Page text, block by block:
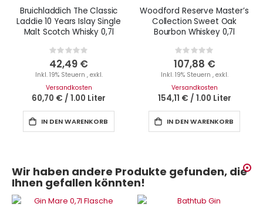
Bruichladdich The Classic
Laddie 10 Years Islay Single
Malt Scotch Whisky 0,7l
Rating:
0%
42,49 €
Inkl. 19% Steuern , exkl.
Versandkosten
60,70 € / 1.00 Liter
IN DEN WARENKORB
Woodford Reserve Master’s
Collection Sweet Oak
Bourbon Whiskey 0,7l
Rating:
0%
107,88 €
Inkl. 19% Steuern , exkl.
Versandkosten
154,11 € / 1.00 Liter
IN DEN WARENKORB
Wir haben andere Produkte gefunden, die
Ihnen gefallen könnten!